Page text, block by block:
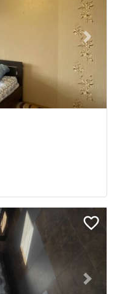
Next
favorite_border
Next